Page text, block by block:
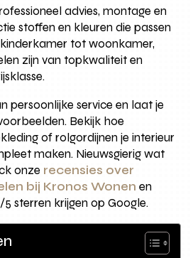
advies, montage en
stoffen en kleuren die passen
tot woonkamer,
zijn van topkwaliteit en
persoonlijke service en laat je
Bekijk hoe
of rolgordijnen je interieur
maken. Nieuwsgierig wat
onze recensies over
bij Kronos Wonen en
sterren krijgen op Google.